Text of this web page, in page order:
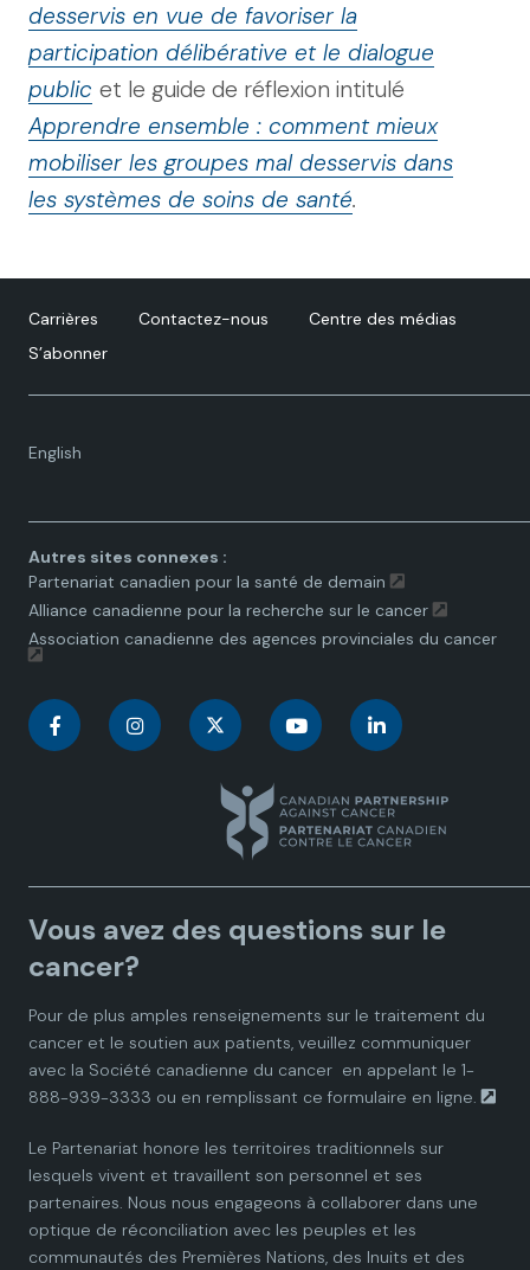
desservis en vue de favoriser la
participation délibérative et le dialogue
public et le guide de réflexion intitulé
Apprendre ensemble : comment mieux
mobiliser les groupes mal desservis dans
les systèmes de soins de santé.
Carrières Contactez-nous
Centre des médias
S’abonner
English
Language
Autres sites connexes :
Partenariat canadien pour la santé de demain
Alliance canadienne pour la recherche sur le cancer
Association canadienne des agences provinciales du cancer
C
a
d
a
n
P
a
C
a
d
a
n
P
a
n
a
d
a
n
P
a
C
n
a
d
a
n
P
a
C
n
a
d
a
n
P
a
Vous avez des questions sur le
cancer?
Pour de plus amples renseignements sur le traitement du
cancer et le soutien aux patients, veuillez communiquer
avec la Société canadienne du cancer en appelant le 1-
888-939-3333 ou en remplissant ce formulaire en ligne.
Le Partenariat honore les territoires traditionnels sur
lesquels vivent et travaillent son personnel et ses
partenaires. Nous nous engageons à collaborer dans une
optique de réconciliation avec les peuples et les
communautés des Premières Nations, des Inuits et des